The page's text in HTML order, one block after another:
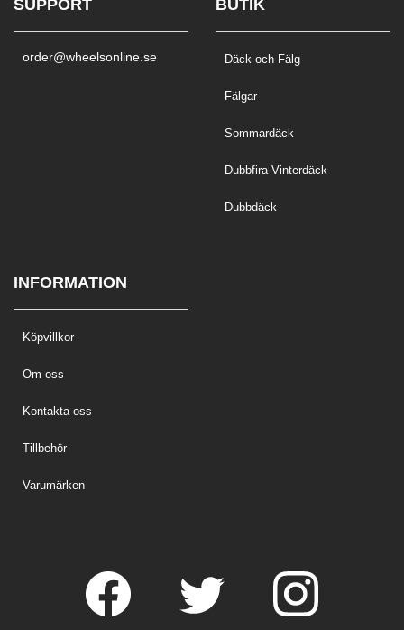
SUPPORT
order@wheelsonline.se
BUTIK
Däck och Fälg
Fälgar
Sommardäck
Dubbfira Vinterdäck
Dubbdäck
INFORMATION
Köpvillkor
Om oss
Kontakta oss
Tillbehör
Varumärken